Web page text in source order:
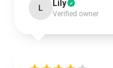
L Lily
Verified owner